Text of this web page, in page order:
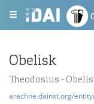
Obelisk
Theodosius -
arachne.dainst.org/